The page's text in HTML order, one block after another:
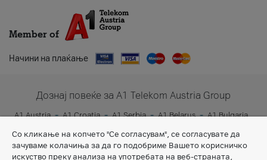
Member of
Начини на плаќање
Дознај повеќе за A1 Telekom Austria Group
A1 Austria A1 Croatia A1 Serbia A1 Belarus
A1 Bulgaria
Со кликање на копчето "Се согласувам", се согласувате да
зачуваме колачиња за да го подобриме Вашето корисничко
искуство преку анализа на употребата на веб-страната,